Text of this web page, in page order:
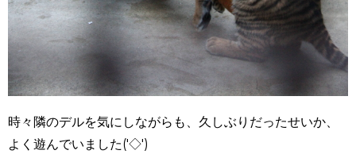
時々隣のデルを気にしながらも、久しぶりだったせいか、
よく遊んでいました('◇')ゞ